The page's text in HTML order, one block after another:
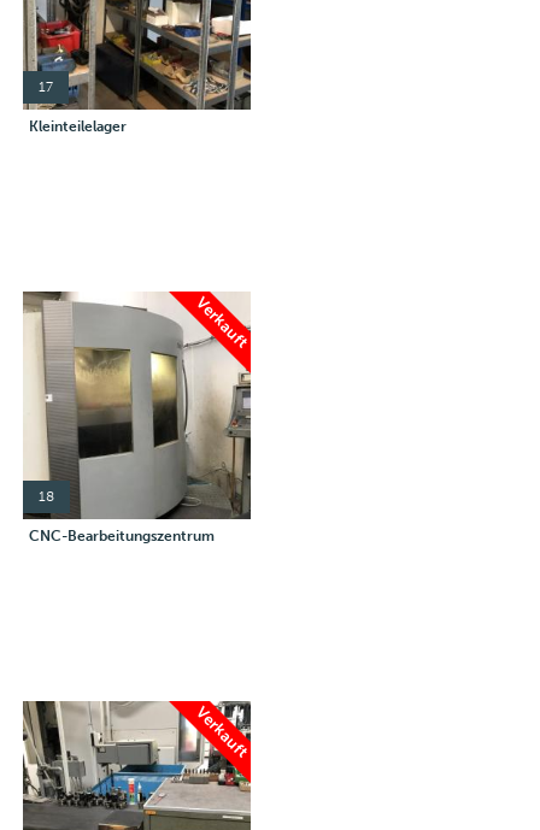
17
Kleinteilelager
Verkauft
18
CNC-Bearbeitungszentrum
Verkauft